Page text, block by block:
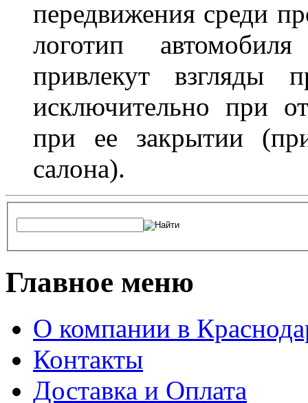
передвижения среди
логотип
привлекут взгляды
исключительно при
при ее закрытии
салона).
Главное меню
О компании в
Контакты
Доставка и Оплата